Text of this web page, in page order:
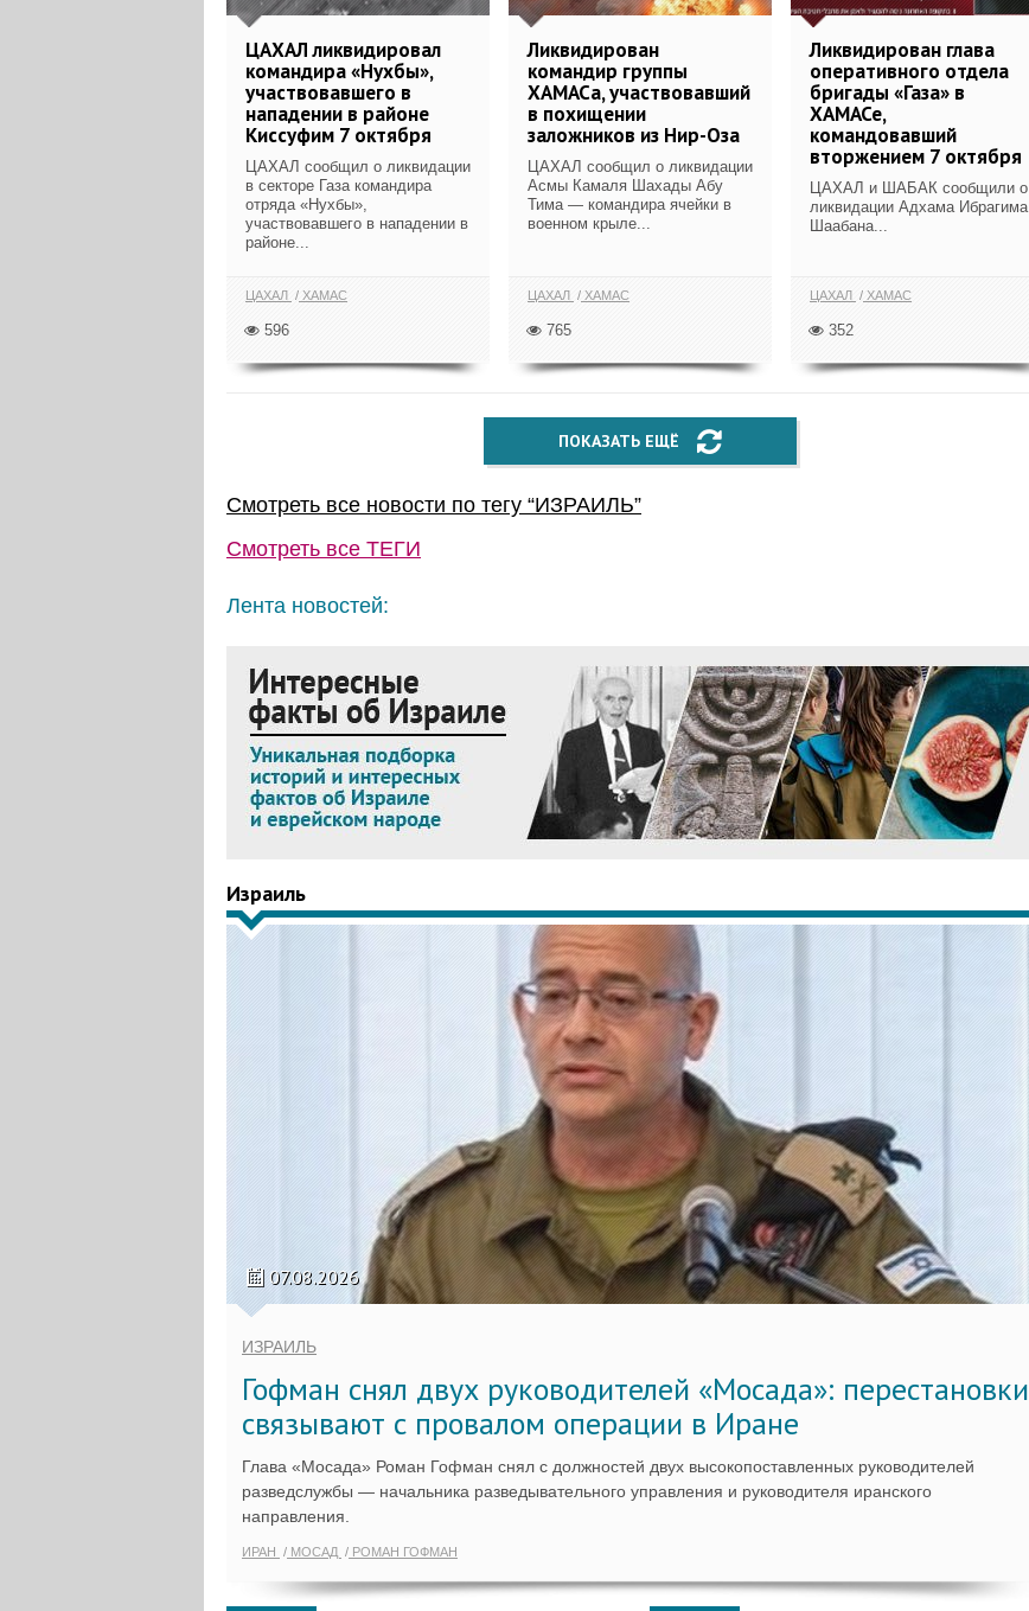
ЦАХАЛ ликвидировал
командира «Нухбы»,
участвовавшего в
нападении в районе
Киссуфим 7 октября
ЦАХАЛ сообщил о ликвидации
в секторе Газа командира
отряда «Нухбы»,
участвовавшего в нападении в
районе...
ЦАХАЛ ХАМАС
596
Ликвидирован
командир группы
ХАМАСа, участвовавший
в похищении
заложников из Нир-Оза
ЦАХАЛ сообщил о ликвидации
Асмы Камаля Шахады Абу
Тима — командира ячейки в
военном крыле...
ЦАХАЛ ХАМАС
765
Ликвидирован глава
оперативного отдела
бригады «Газа» в
ХАМАСе,
командовавший
вторжением 7 октября
ЦАХАЛ и ШАБАК сообщили о
ликвидации Адхама Ибрагима
Шаабана...
ЦАХАЛ ХАМАС
352
ПОКАЗАТЬ ЕЩЁ
Смотреть все новости по тегу “ИЗРАИЛЬ”
Смотреть все ТЕГИ
Лента новостей:
Израиль
07.08.2026
ИЗРАИЛЬ
Гофман снял двух руководителей «Мосада»: перестановки
связывают с провалом операции в Иране
Глава «Мосада» Роман Гофман снял с должностей двух высокопоставленных руководителей
разведслужбы — начальника разведывательного управления и руководителя иранского
направления.
ИРАН МОСАД РОМАН ГОФМАН